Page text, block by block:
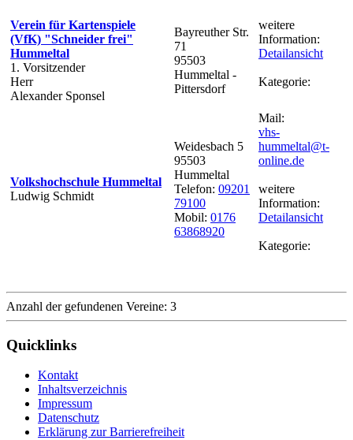
Verein für Kartenspiele
(VfK) "Schneider frei"
Hummeltal
1. Vorsitzender
Herr
Alexander Sponsel
Bayreuther Str.
71
95503
Hummeltal -
Pittersdorf
weitere
Information:
Detailansicht
Kategorie:
Volkshochschule Hummeltal
Ludwig Schmidt
Weidesbach 5
95503
Hummeltal
Telefon: 09201
79100
Mobil: 0176
63868920
Mail:
vhs-
hummeltal@t-
online.de
weitere
Information:
Detailansicht
Kategorie:
Anzahl der gefundenen Vereine: 3
Quicklinks
Kontakt
Inhaltsverzeichnis
Impressum
Datenschutz
Erklärung zur Barrierefreiheit